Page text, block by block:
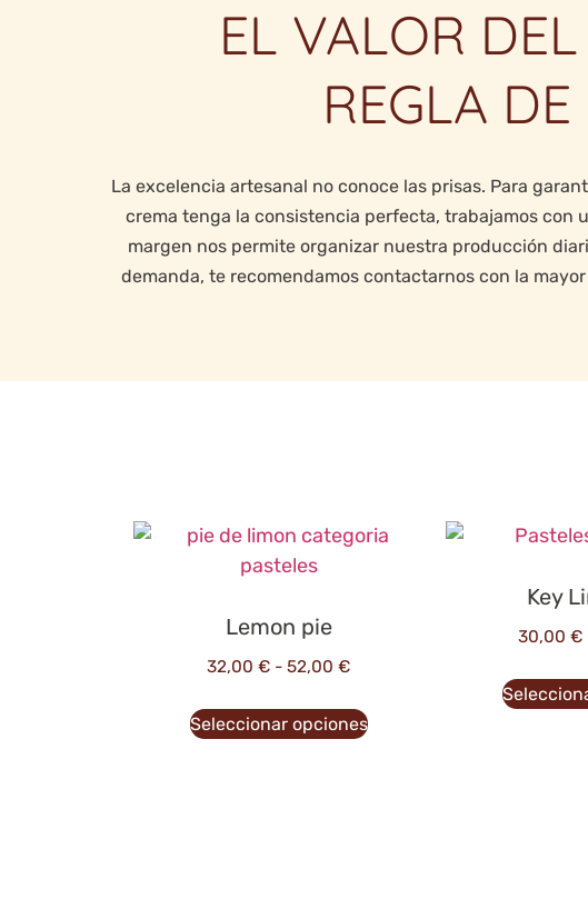
EL VALOR
REGLA
La excelencia artesanal no conoce las prisas. Para
crema tenga la consistencia perfecta, trabajamos con
margen nos permite organizar nuestra producción
demanda, te recomendamos contactarnos con la
Lemon pie
32,00 € - 52,00 €
Seleccionar opciones
Key
30,00 €